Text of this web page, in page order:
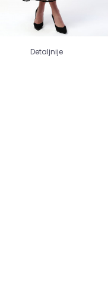
Detaljnije